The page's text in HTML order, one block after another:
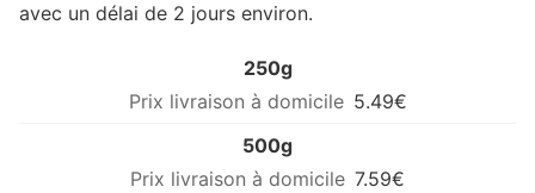
avec un délai de 2 jours environ.
250g
5.49€
500g
7.59€